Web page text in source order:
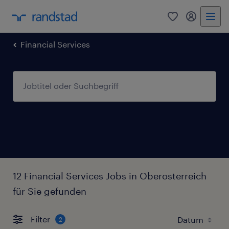
0 Mein
Financial Services
12 Financial Services Jobs in Oberosterreich
für Sie gefunden
Filter 2